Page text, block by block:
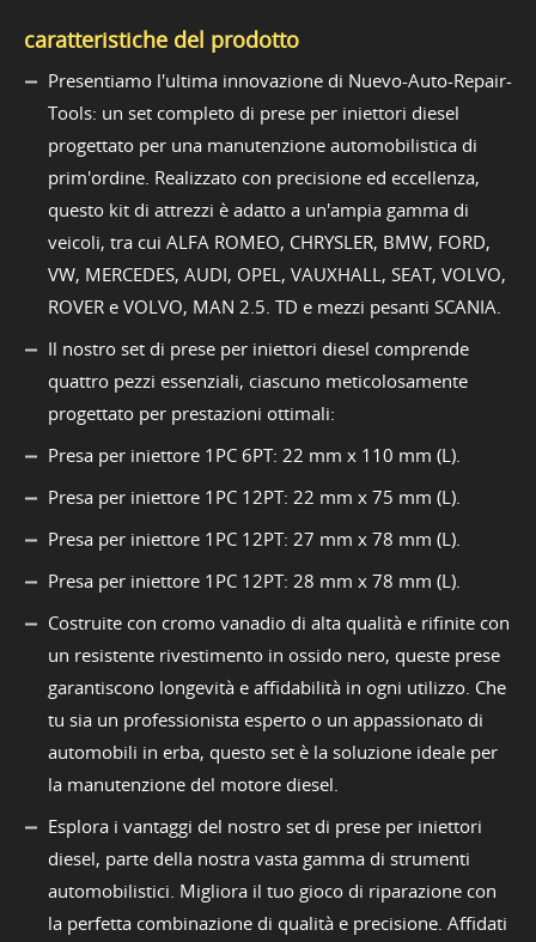
caratteristiche del prodotto
Presentiamo l'ultima innovazione di Nuevo-Auto-Repair-
Tools: un set completo di prese per iniettori diesel
progettato per una manutenzione automobilistica di
prim'ordine. Realizzato con precisione ed eccellenza,
questo kit di attrezzi è adatto a un'ampia gamma di
veicoli, tra cui ALFA ROMEO, CHRYSLER, BMW, FORD,
VW, MERCEDES, AUDI, OPEL, VAUXHALL, SEAT, VOLVO,
ROVER e VOLVO, MAN 2.5. TD e mezzi pesanti SCANIA.
Il nostro set di prese per iniettori diesel comprende
quattro pezzi essenziali, ciascuno meticolosamente
progettato per prestazioni ottimali:
Presa per iniettore 1PC 6PT: 22 mm x 110 mm (L).
Presa per iniettore 1PC 12PT: 22 mm x 75 mm (L).
Presa per iniettore 1PC 12PT: 27 mm x 78 mm (L).
Presa per iniettore 1PC 12PT: 28 mm x 78 mm (L).
Costruite con cromo vanadio di alta qualità e rifinite con
un resistente rivestimento in ossido nero, queste prese
garantiscono longevità e affidabilità in ogni utilizzo. Che
tu sia un professionista esperto o un appassionato di
automobili in erba, questo set è la soluzione ideale per
la manutenzione del motore diesel.
Esplora i vantaggi del nostro set di prese per iniettori
diesel, parte della nostra vasta gamma di strumenti
automobilistici. Migliora il tuo gioco di riparazione con
la perfetta combinazione di qualità e precisione. Affidati